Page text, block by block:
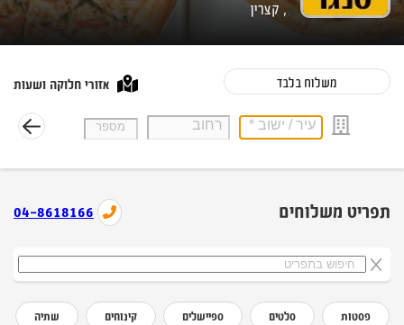
, קצרין
משלוח בלבד אזורי חלוקה ושעות
תפריט משלוחים 04-8618166
פסטות סלטים ספיישלים קינוחים שתיה